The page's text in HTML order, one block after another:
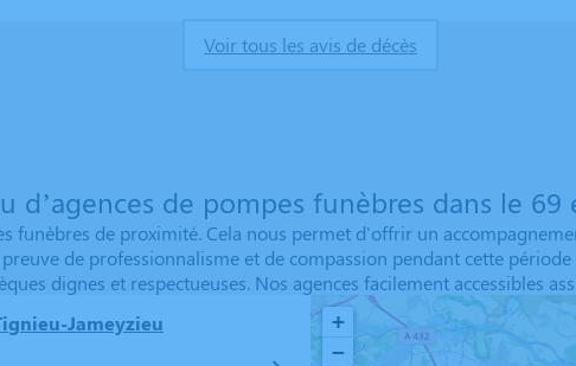
Voir tous les avis de décès
d’agences de pompes funèbres dans le 69
funèbres de proximité. Cela nous permet d'offrir un
de professionnalisme et de compassion pendant cette
dignes et respectueuses. Nos agences facilement accessibles
Jameyzieu
+
−